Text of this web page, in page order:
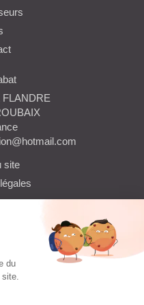
site
maçonnerie
du
site.